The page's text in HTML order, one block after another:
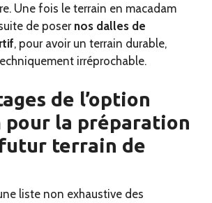
Une fois le terrain en macadam
de poser nos dalles de
, pour avoir un terrain durable,
irréprochable.
de l’option
pour la préparation
terrain de
liste non exhaustive des